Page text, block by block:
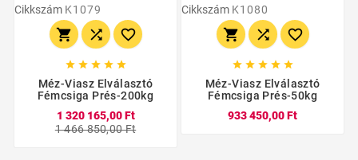
Cikkszám K1079
  
    
Méz-Viasz Elválasztó
Fémcsiga Prés-200kg
1 320 165,00 Ft
1 466 850,00 Ft
Cikkszám K1080
  
    
Méz-Viasz Elválasztó
Fémcsiga Prés-50kg
933 450,00 Ft